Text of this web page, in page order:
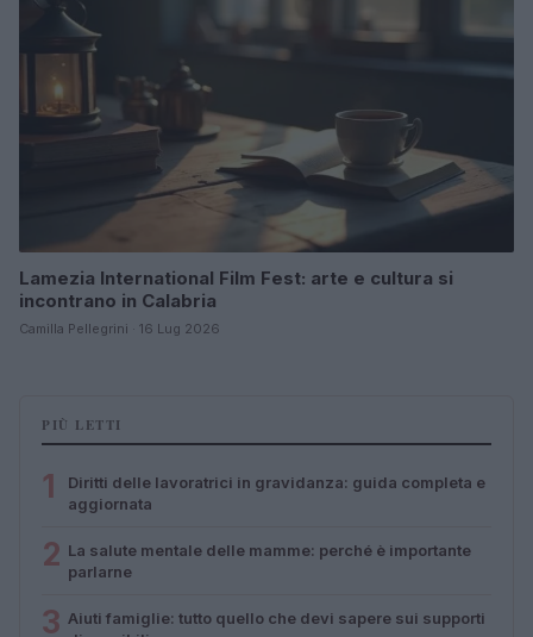
Lamezia International Film Fest: arte e cultura si
incontrano in Calabria
Camilla Pellegrini · 16 Lug 2026
PIÙ LETTI
1
Diritti delle lavoratrici in gravidanza: guida completa e
aggiornata
2 La salute mentale delle mamme: perché è importante
parlarne
3 Aiuti famiglie: tutto quello che devi sapere sui supporti